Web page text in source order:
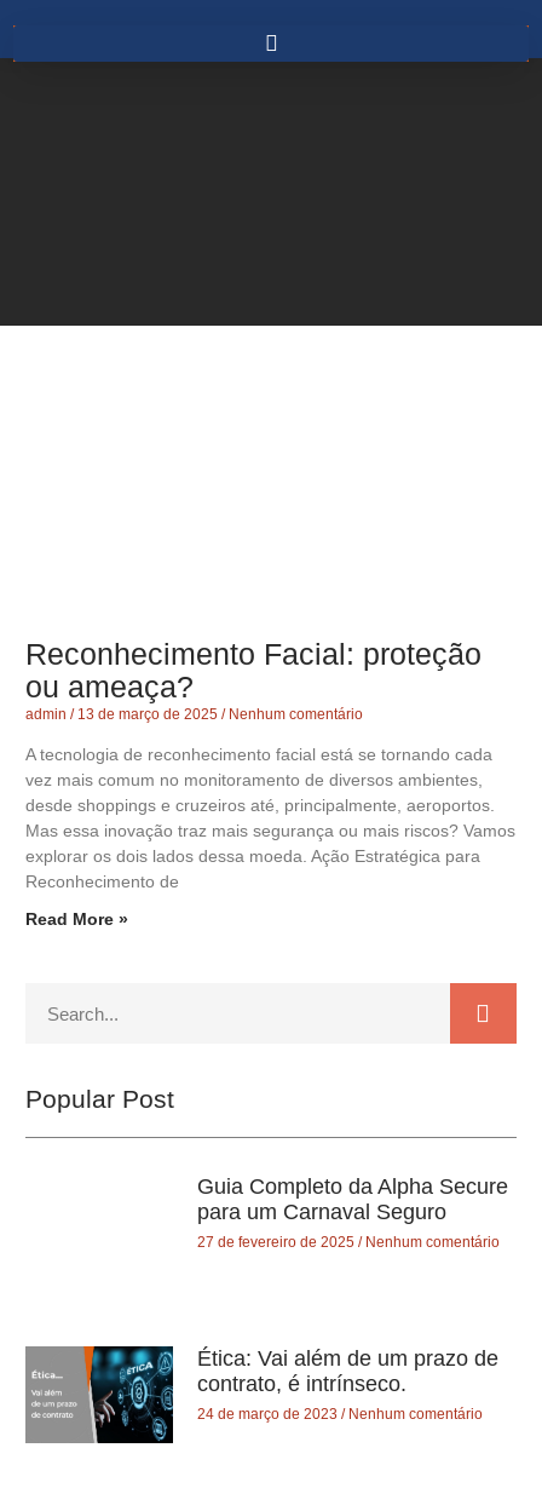
Reconhecimento Facial: proteção
ou ameaça?
admin 13 de março de 2025 Nenhum comentário
A tecnologia de reconhecimento facial está se tornando cada
vez mais comum no monitoramento de diversos ambientes,
desde shoppings e cruzeiros até, principalmente, aeroportos.
Mas essa inovação traz mais segurança ou mais riscos? Vamos
explorar os dois lados dessa moeda. Ação Estratégica para
Reconhecimento de
Read More »
Popular Post
Guia Completo da Alpha Secure
para um Carnaval Seguro
27 de fevereiro de 2025 Nenhum comentário
Ética: Vai além de um prazo de
contrato, é intrínseco.
24 de março de 2023 Nenhum comentário